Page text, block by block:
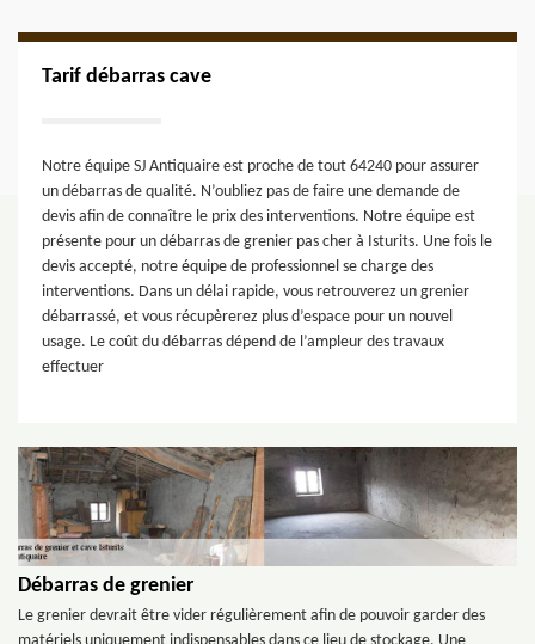
Tarif débarras cave
Notre équipe SJ Antiquaire est proche de tout 64240 pour assurer
un débarras de qualité. N’oubliez pas de faire une demande de
devis afin de connaître le prix des interventions. Notre équipe est
présente pour un débarras de grenier pas cher à Isturits. Une fois le
devis accepté, notre équipe de professionnel se charge des
interventions. Dans un délai rapide, vous retrouverez un grenier
débarrassé, et vous récupèrerez plus d’espace pour un nouvel
usage. Le coût du débarras dépend de l’ampleur des travaux
effectuer
Débarras de grenier
Le grenier devrait être vider régulièrement afin de pouvoir garder des